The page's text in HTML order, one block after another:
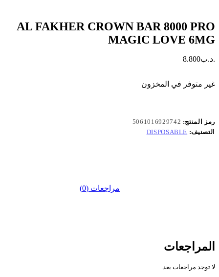
AL FAKHER CROWN BAR 8000 PRO
MAGIC LOVE 6MG
.د.ب8.800
غير متوفر في المخزون
رمز المنتج: 5061016929742
التصنيف: DISPOSABLE
مراجعات (0)
المراجعات
لا توجد مراجعات بعد.